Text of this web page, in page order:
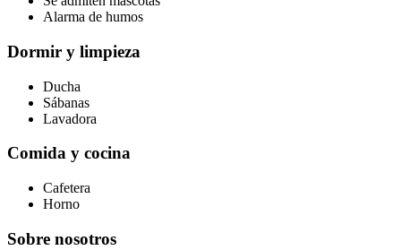
Alarma de humos
Dormir y limpieza
Ducha
Sábanas
Lavadora
Comida y cocina
Cafetera
Horno
Sobre nosotros